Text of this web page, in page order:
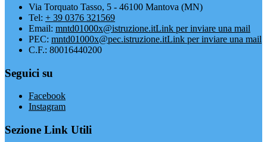
Via Torquato Tasso, 5 - 46100 Mantova (MN)
Tel: + 39 0376 321569
Email: mntd01000x@istruzione.itLink per inviare una mail
PEC: mntd01000x@pec.istruzione.itLink per inviare una mail
C.F.: 80016440200
Seguici su
Facebook
Instagram
Sezione Link Utili